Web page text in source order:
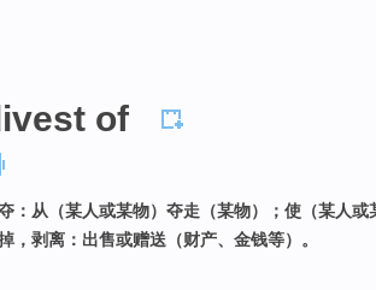
of
：从（某人或某物）夺走（某物）；使（某人
，剥离：出售或赠送（财产、金钱等）。